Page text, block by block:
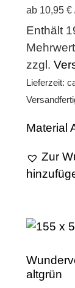
ab 10,95 €
Enthält
zzgl.
Lieferzeit:
Material
Zur
altgrün